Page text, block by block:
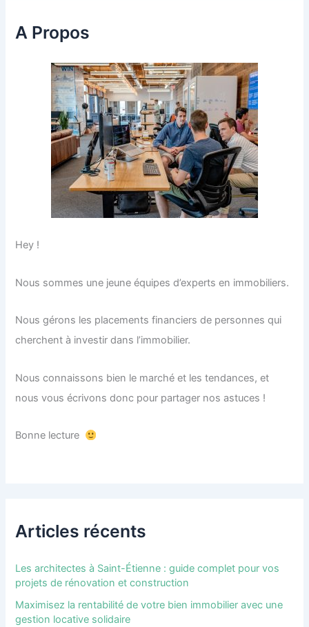
A Propos
Hey !
Nous sommes une jeune équipes d’experts en immobiliers.
Nous gérons les placements financiers de personnes qui
cherchent à investir dans l’immobilier.
Nous connaissons bien le marché et les tendances, et
nous vous écrivons donc pour partager nos astuces !
Bonne lecture
Articles récents
Les architectes à Saint-Étienne : guide complet pour vos
projets de rénovation et construction
Maximisez la rentabilité de votre bien immobilier avec une
gestion locative solidaire